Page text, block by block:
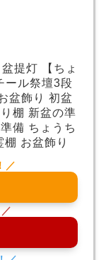
提灯 【ちょ
ール祭壇3段
盆飾り 初盆
棚 新盆の準
備 ちょうち
お盆飾り